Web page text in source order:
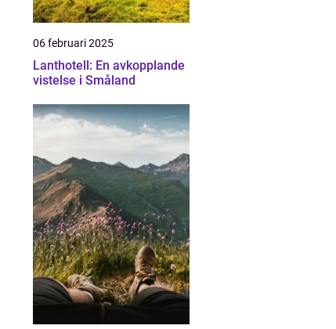
06 februari 2025
Lanthotell: En avkopplande
vistelse i Småland